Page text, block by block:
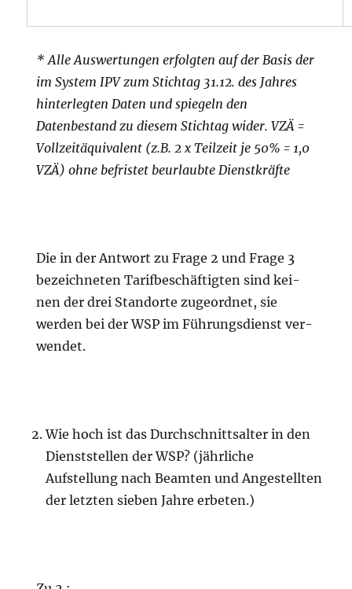
*Alle Auswertungen erfolgten auf der Basis der
im System IPV zum Stichtag 31.12. des Jahres
hinterlegten Daten und spiegeln den
Datenbestand zu diesem Stichtag wider. VZÄ =
Vollzeitäquivalent (z.B. 2 x Teilzeit je 50% = 1,0
VZÄ) ohne befristet beurlaubte Dienstkräfte
Die in der Antwort zu Frage 2 und Frage 3
bezeichneten Tarifbeschäftigten sind kei-
nen der drei Standorte zugeordnet, sie
werden bei der WSP im Führungsdienst ver-
wendet.
Wie hoch ist das Durchschnittsalter in den
Dienststellen der WSP? (jährliche
Aufstellung nach Beamten und Angestellten
der letzten sieben Jahre erbeten.)